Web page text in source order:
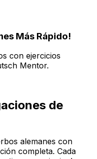
Más Rápido!
con ejercicios
Mentor.
de
alemanes con
completa. Cada